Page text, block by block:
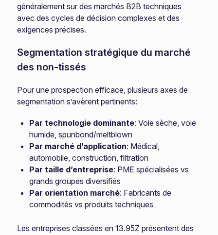
généralement sur des marchés B2B techniques
avec des cycles de décision complexes et des
exigences précises.
Segmentation stratégique du marché
des non-tissés
Pour une prospection efficace, plusieurs axes de
segmentation s’avèrent pertinents:
Par technologie dominante: Voie sèche, voie
humide, spunbond/meltblown
Par marché d’application: Médical,
automobile, construction, filtration
Par taille d’entreprise: PME spécialisées vs
grands groupes diversifiés
Par orientation marché: Fabricants de
commodités vs produits techniques
Les entreprises classées en 13.95Z présentent des